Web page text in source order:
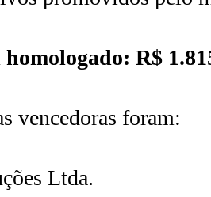
R$
vencedoras foram:
Ltda.